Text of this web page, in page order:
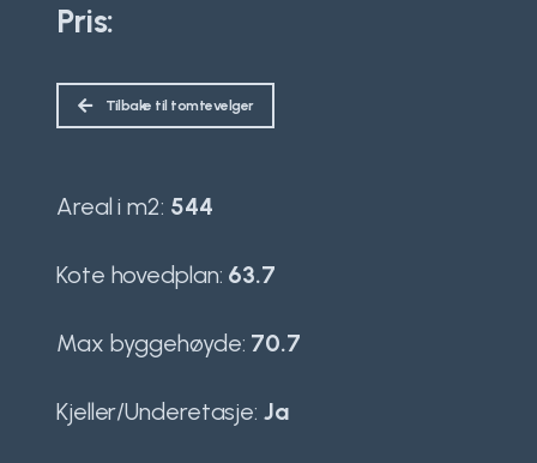
Pris:
Tilbake til tomtevelger
Areal i m2: 544
Kote hovedplan: 63.7
Max byggehøyde: 70.7
Kjeller/Underetasje: Ja